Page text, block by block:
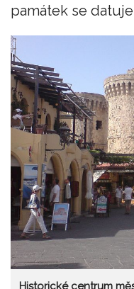
památek se
Historické centrum